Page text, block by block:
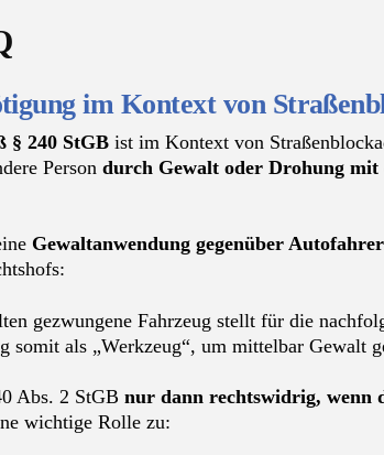
im Kontext von
§ 240 StGB ist im Kontext von
Person durch Gewalt oder Drohung mit
Gewaltanwendung gegenüber
gezwungene Fahrzeug stellt für die
somit als „Werkzeug“, um mittelbar Gewalt
Abs. 2 StGB nur dann rechtswidrig, wenn
wichtige Rolle zu: